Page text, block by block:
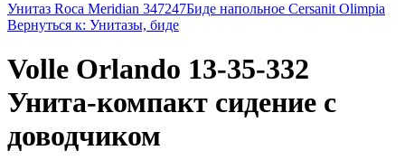
Унитаз Roca Meridian 347247Биде напольное Cersanit Olimpia
Вернуться к: Унитазы, биде
Volle Orlando 13-35-332
Унита-компакт сидение с
доводчиком